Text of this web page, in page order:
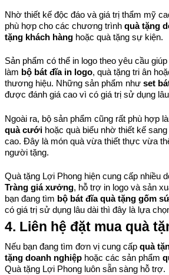
Nhờ thiết kế độc đáo và giá trị thẩm mỹ
phù hợp cho các chương trình quà tặng
tặng khách hàng hoặc quà tặng sự kiện.
Sản phẩm có thể in logo theo yêu cầu
làm bộ bát đĩa in logo, quà tặng tri ân
thương hiệu. Những sản phẩm như set
được đánh giá cao vì có giá trị sử dụng
Ngoài ra, bộ sản phẩm cũng rất phù hợp
quà cưới hoặc quà biếu nhờ thiết kế
cao. Đây là món quà vừa thiết thực vừa
người tặng.
Quà tặng Lợi Phong hiện cung cấp nhiều
Tràng giá xưởng, hỗ trợ in logo và sản
bạn đang tìm bộ bát đĩa quà tặng gốm
có giá trị sử dụng lâu dài thì đây là lựa
4. Liên hệ đặt mua quà
Nếu bạn đang tìm đơn vị cung cấp quà
tặng doanh nghiệp hoặc các sản phẩm
Quà tặng Lợi Phong luôn sẵn sàng hỗ trợ.